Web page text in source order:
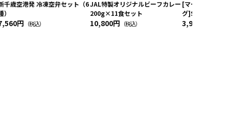
千歳空港発 冷凍空弁セット（6
）
円 （税込）
JAL特製オリジナルビーフカレー
200g×11食セット
10,800円 （税込）
[マーナxJALシ
グ]Shupattoコ
Drop JAL客室乗
3,960円